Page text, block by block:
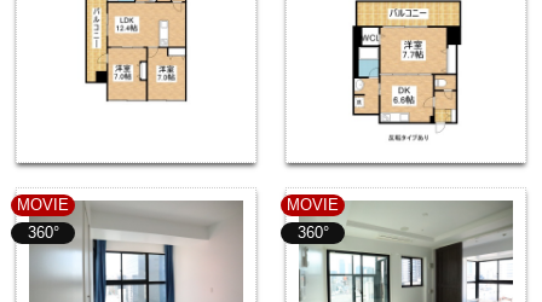
MOVIE
360°
MOVIE
360°